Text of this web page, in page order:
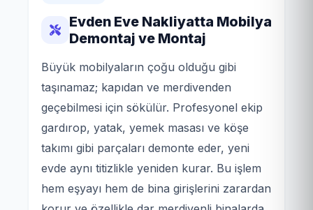
Evden Eve Nakliyatta Mobilya
Demontaj ve Montaj
Büyük mobilyaların çoğu olduğu gibi
taşınamaz; kapıdan ve merdivenden
geçebilmesi için sökülür. Profesyonel ekip
gardırop, yatak, yemek masası ve köşe
takımı gibi parçaları demonte eder, yeni
evde aynı titizlikle yeniden kurar. Bu işlem
hem eşyayı hem de bina girişlerini zarardan